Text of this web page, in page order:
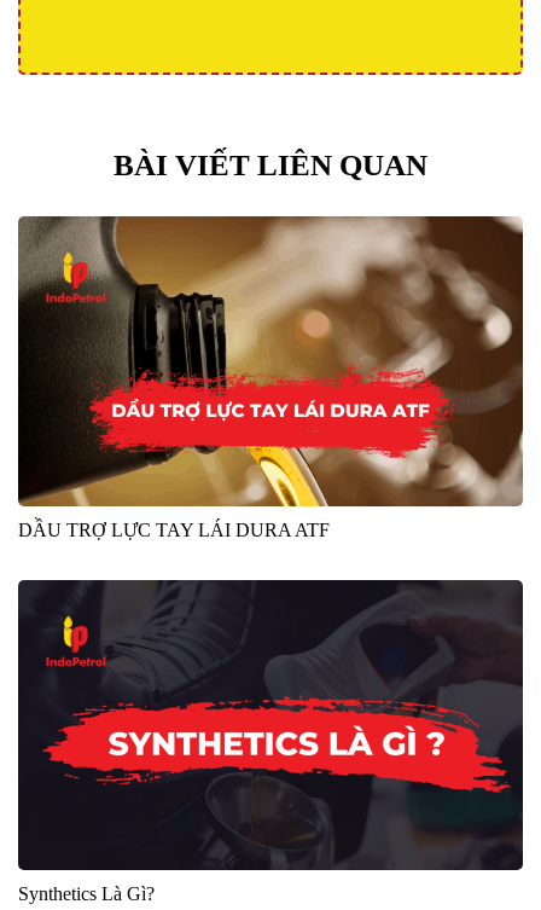
BÀI VIẾT LIÊN QUAN
DẦU TRỢ LỰC TAY LÁI DURA ATF
Synthetics Là Gì?